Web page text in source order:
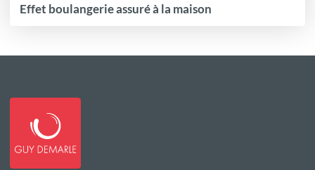
Effet boulangerie assuré à la maison